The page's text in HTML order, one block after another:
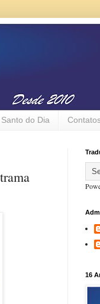
Santo do Dia
16